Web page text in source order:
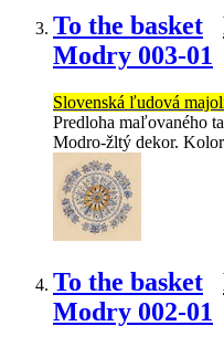
To the basket
Modry 003-01
Slovenská ľudová
Predloha maľovaného
Modro-žltý dekor.
To the basket
Modry 002-01